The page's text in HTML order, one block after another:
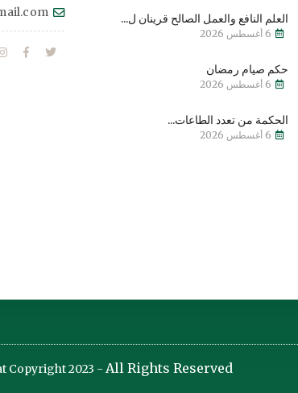
العلم النافع والعمل الصالح قرينان ل...
6 أغسطس 2026
حكم صيام رمضان
6 أغسطس 2026
الحكمة من تعدد الطاعات...
6 أغسطس 2026
Copyright 2023 - All Rights Reserved